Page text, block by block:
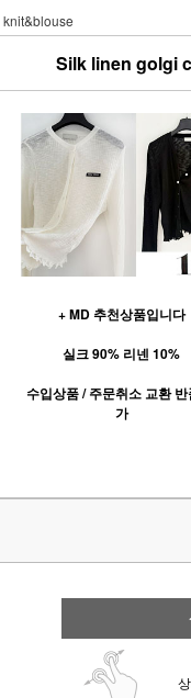
knit&blouse
Silk linen golgi
+ MD 추천상품입니다
실크 90% 리넨 10%
수입상품 / 주문취소 교환 반
가